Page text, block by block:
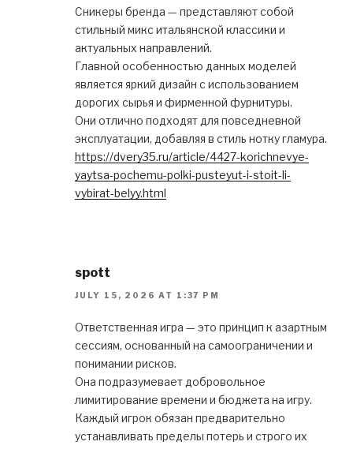
Сникеры бренда — представляют собой
стильный микс итальянской классики и
актуальных направлений.
Главной особенностью данных моделей
является яркий дизайн с использованием
дорогих сырья и фирменной фурнитуры.
Они отлично подходят для повседневной
эксплуатации, добавляя в стиль нотку гламура.
https://dvery35.ru/article/4427-korichnevye-
yaytsa-pochemu-polki-pusteyut-i-stoit-li-
vybirat-belyy.html
spott
JULY 15, 2026 AT 1:37 PM
Ответственная игра — это принцип к азартным
сессиям, основанный на самоограничении и
понимании рисков.
Она подразумевает добровольное
лимитирование времени и бюджета на игру.
Каждый игрок обязан предварительно
устанавливать пределы потерь и строго их